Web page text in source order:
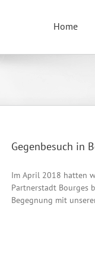
Home
Gegenbesuch in
Im April 2018 hatten
Partnerstadt Bourges
Begegnung mit